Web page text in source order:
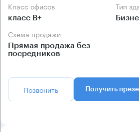
Класс офисов
класс B+
Тип
Схема продажи
Прямая продажа без
посредников
Позвонить Получить